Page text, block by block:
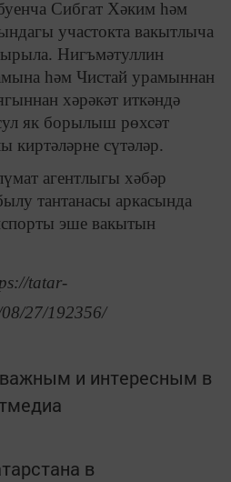
Сибгат Хәким һәм
участокта вакытлыча
Нигъмәтуллин
һәм Чистай урамыннан
хәрәкәт иткәндә
як борылыш рөхсәт
киртәләрне сүтәләр.
агентлыгы хәбәр
тантанасы аркасында
эше вакытын
tatar-
27/192356/
и интересным в
в